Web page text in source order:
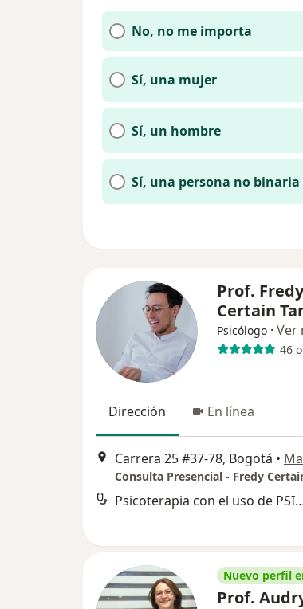
No, no me importa
Sí, una mujer
Sí, un hombre
Sí, una persona no binaria
Prof.
Certain
Psicólogo · Ver
46
Dirección En línea
Carrera 25 #37-78, Bogotá •
Consulta Presencial - Fredy
Psicoterapia con el
Nuevo perfil
Prof.